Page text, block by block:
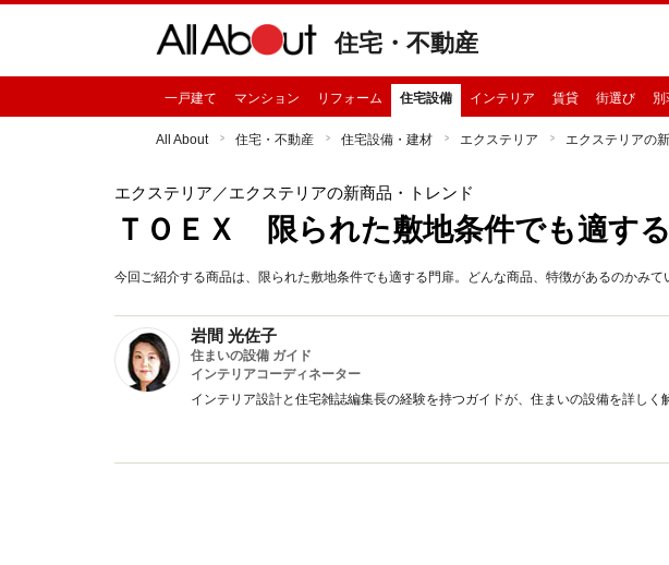
住宅・不動産
一戸建て マンション リフォーム 住宅設備 インテリア 賃貸 街選び 別
All About 住宅・不動産 住宅設備・建材 エクステリア エクステリアの
エクステリア ／エクステリアの新商品・トレンド
ＴＯＥＸ 限られた敷地条件でも適す
今回ご紹介する商品は、限られた敷地条件でも適する門扉。どんな商品、特徴があるのかみて
岩間 光佐子
住まいの設備 ガイド
インテリアコーディネーター
インテリア設計と住宅雑誌編集長の経験を持つガイドが、住まいの設備を詳しく